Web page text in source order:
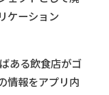
ケーション
ある飲食店がゴ
情報をアプリ内